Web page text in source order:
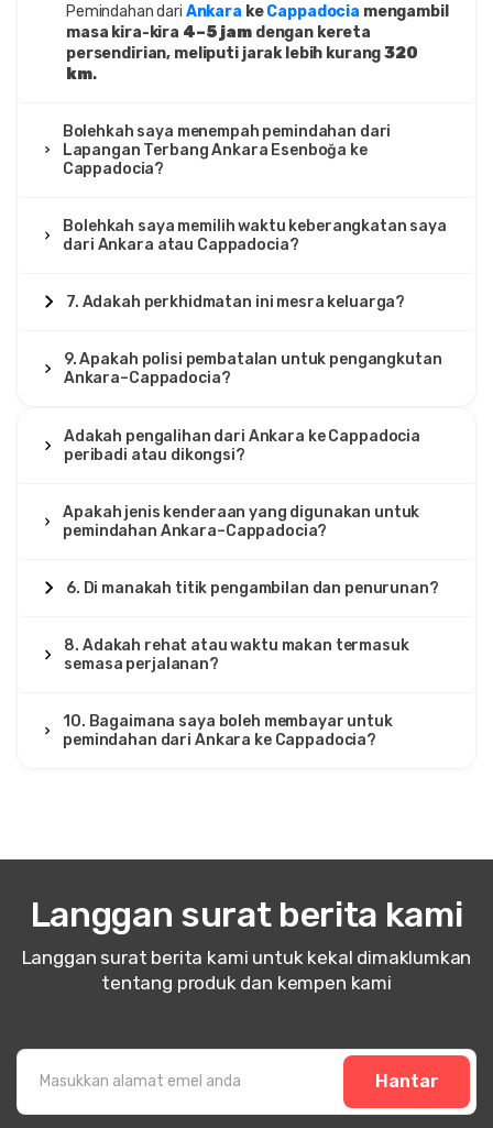
Pemindahan dari Ankara keCappadocia mengambil
masa kira-kira 4–5 jamdengan kereta
persendirian, meliputi jarak lebih kurang320
km.
Bolehkah saya menempah pemindahan dari
Lapangan Terbang Ankara Esenboğa ke
Cappadocia?
Bolehkah saya memilih waktu keberangkatan saya
dari Ankara atau Cappadocia?
7. Adakah perkhidmatan ini mesra keluarga?
9. Apakah polisi pembatalan untuk pengangkutan
Ankara–Cappadocia?
Adakah pengalihan dari Ankara ke Cappadocia
peribadi atau dikongsi?
Apakah jenis kenderaan yang digunakan untuk
pemindahan Ankara–Cappadocia?
6. Di manakah titik pengambilan dan penurunan?
8. Adakah rehat atau waktu makan termasuk
semasa perjalanan?
10. Bagaimana saya boleh membayar untuk
pemindahan dari Ankara ke Cappadocia?
Langgan surat berita kami
Langgan surat berita kami untuk kekal dimaklumkan
tentang produk dan kempen kami
Hantar